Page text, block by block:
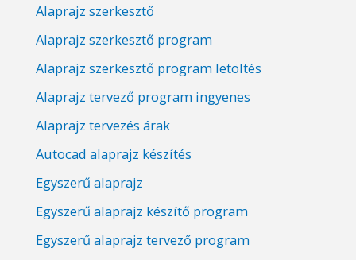
Alaprajz szerkesztő
Alaprajz szerkesztő program
Alaprajz szerkesztő program letöltés
Alaprajz tervező program ingyenes
Alaprajz tervezés árak
Autocad alaprajz készítés
Egyszerű alaprajz
Egyszerű alaprajz készítő program
Egyszerű alaprajz tervező program